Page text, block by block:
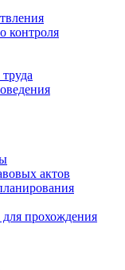
контроля
актов
прохождения